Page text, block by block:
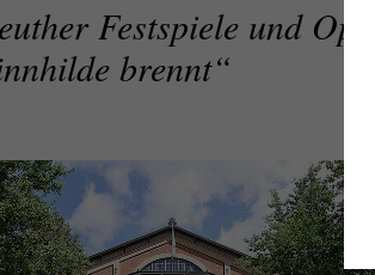
Festspiele und
brennt“